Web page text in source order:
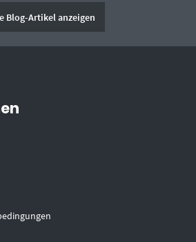
Blog-Artikel anzeigen